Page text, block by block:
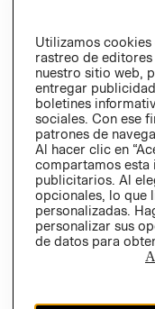
Uruguay ($U)
Utilizamos
rastreo de
nuestro sitio web,
entregar
boletines
sociales. Con ese
patrones de
Al hacer clic en
compartamos esta
publicitarios. Al
opcionales, lo que
personalizadas.
personalizar sus
de datos para